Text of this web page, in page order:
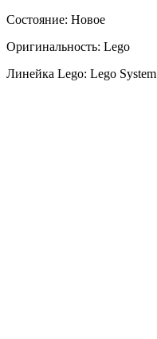
Состояние: Новое
Оригинальность: Lego
Линейка Lego: Lego System